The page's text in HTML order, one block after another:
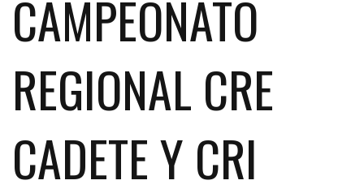
CAMPEONATO
REGIONAL CRE
CADETE Y CRI